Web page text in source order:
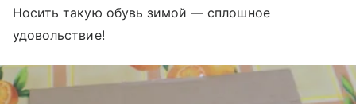
Носить такую обувь зимой — сплошное
удовольствие!